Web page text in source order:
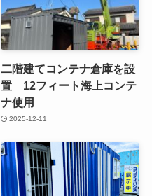
二階建てコンテナ倉庫を設
置 12フィート海上コンテ
ナ使用
2025-12-11